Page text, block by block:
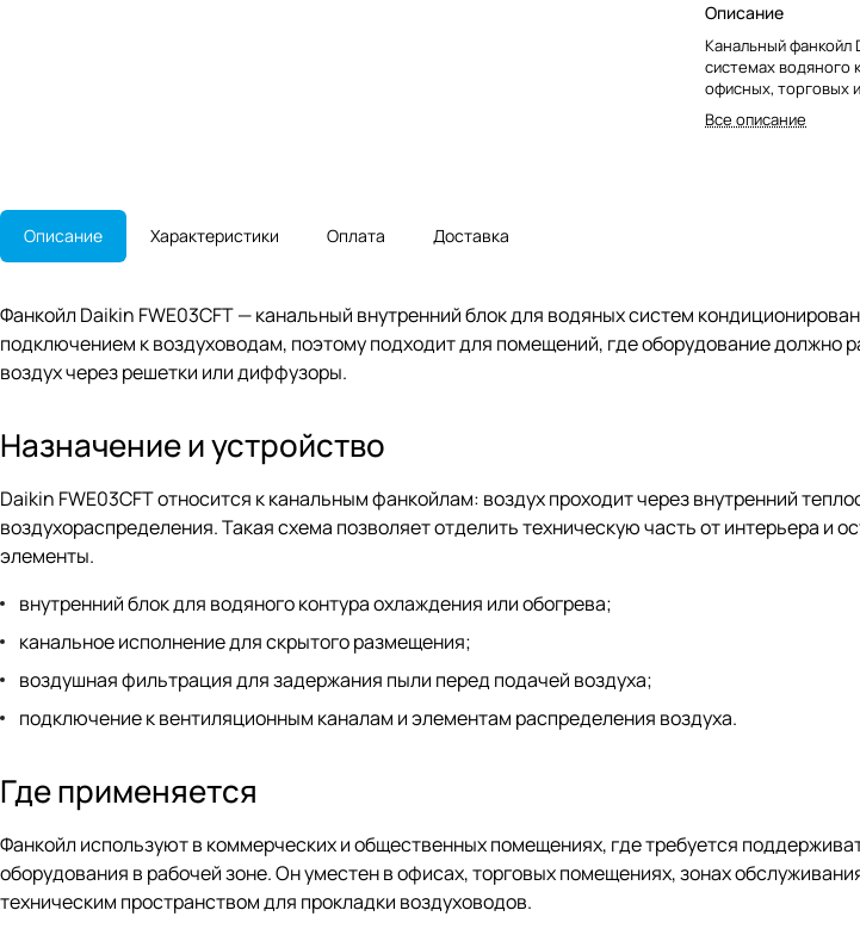
Описание
Канальный фанкойл
системах водяного
офисных, торговых
Все описание
Описание Характеристики Оплата Доставка
Фанкойл Daikin FWE03CFT — канальный внутренний блок для водяных систем
подключением к воздуховодам, поэтому подходит для помещений, где оборудование должно
воздух через решетки или диффузоры.
Назначение и устройство
Daikin FWE03CFT относится к канальным фанкойлам: воздух проходит через внутренний
воздухораспределения. Такая схема позволяет отделить техническую часть от интерьера и
элементы.
внутренний блок для водяного контура охлаждения или обогрева;
канальное исполнение для скрытого размещения;
воздушная фильтрация для задержания пыли перед подачей воздуха;
подключение к вентиляционным каналам и элементам распределения воздуха.
Где применяется
Фанкойл используют в коммерческих и общественных помещениях, где требуется
оборудования в рабочей зоне. Он уместен в офисах, торговых помещениях, зонах
техническим пространством для прокладки воздуховодов.